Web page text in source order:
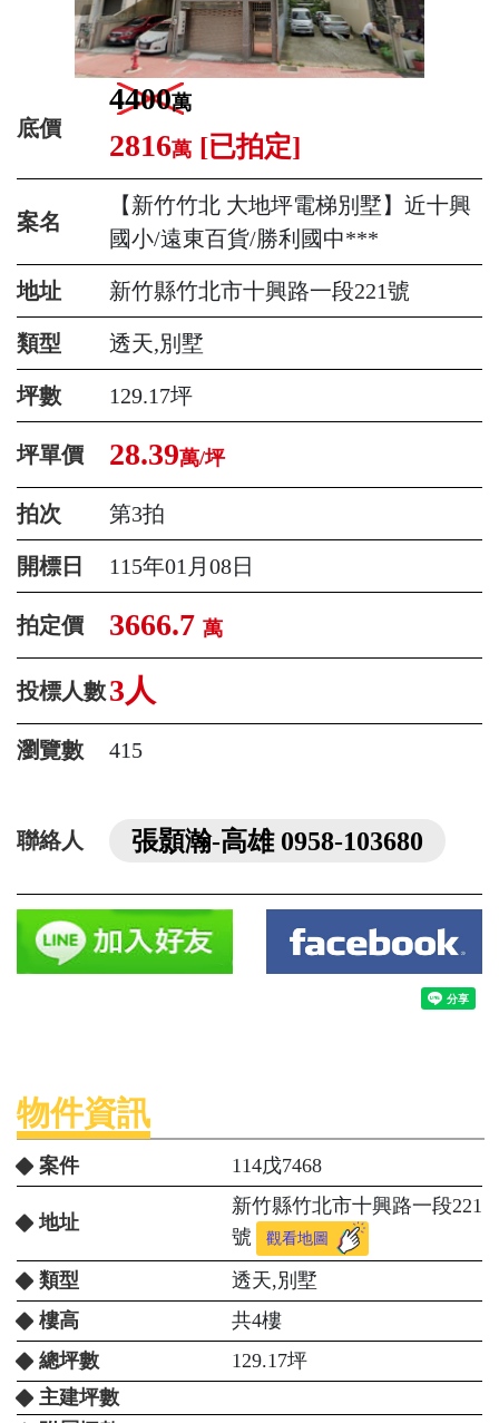
底價
4400萬
2816萬 [已拍定]
案名
【新竹竹北 大地坪電梯別墅】近十興
國小/遠東百貨/勝利國中***
地址 新竹縣竹北市十興路一段221號
類型 透天,別墅
坪數 129.17坪
坪單價 28.39萬/坪
拍次 第3拍
開標日 115年01月08日
拍定價 3666.7 萬
投標人數3人
瀏覽數 415
聯絡人 張顥瀚-高雄 0958-103680
物件資訊
案件 114戊7468
地址
新竹縣竹北市十興路一段221
號
觀看地圖
類型
透天,別墅
樓高
共4樓
總坪數
129.17坪
主建坪數